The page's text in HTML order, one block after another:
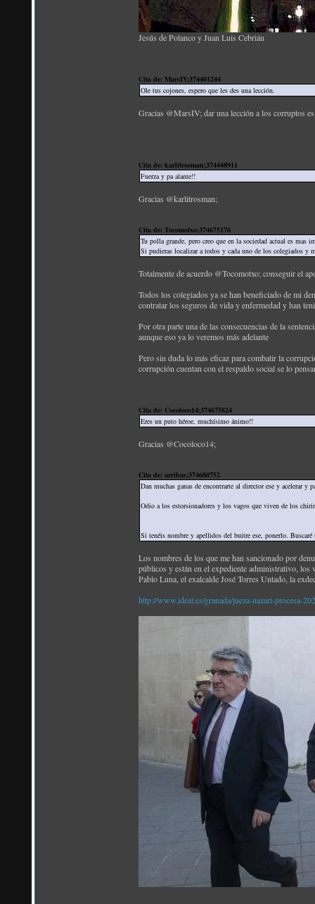
Jesús de Polanco y Juan Luis Cebrián
Cita de: MarsIV;374401244
Ole tus cojones, espero que les des una lección.
Gracias @MarsIV; dar una lección a los corruptos
Cita de: karlitrosman;374448911
Fuerza y pa alante!!
Gracias @karlitrosman;
Cita de: Tocomotxo;374675176
Tu polla grande, pero creo que en la sociedad actual es
Si pudieras localizar a todos y cada uno de los colegiados y
Totalmente de acuerdo @Tocomotxo; conseguir el
Todos los colegiados ya se han beneficiado de mi
contratar los seguros de vida y enfermedad y han
Por otra parte una de las consecuencias de la
aunque eso ya lo veremos más adelante
Pero sin duda lo más eficaz para combatir la
corrupción cuentan con el respaldo social se lo
Cita de: Cocoloco14;374675824
Eres un puto héroe, muchísimo ánimo!!
Gracias @Cocoloco14;
Cita de: arribas;374680752
Dan muchas ganas de encontrarte al director ese y acelerar y
Odio a los estorsionadores y los vagos que viven de los
Si tenéis nombre y apellidos del buitre ese, ponerlo.
Los nombres de los que me han sancionado por
públicos y están en el expediente administrativo, los
Pablo Luna, el exalcalde José Torres Untado, la
http://www.ideal.es/granada/jueza-nazari-procesa-